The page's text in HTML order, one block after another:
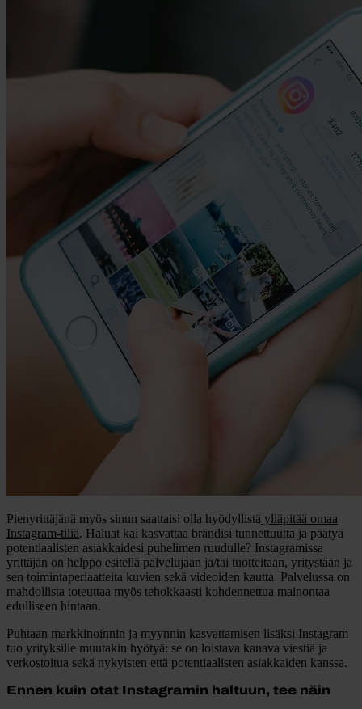
Pienyrittäjänä myös sinun saattaisi olla hyödyllistä ylläpitää omaa
Instagram-tiliä. Haluat kai kasvattaa brändisi tunnettuutta ja päätyä
potentiaalisten asiakkaidesi puhelimen ruudulle? Instagramissa
yrittäjän on helppo esitellä palvelujaan ja/tai tuotteitaan, yritystään ja
sen toimintaperiaatteita kuvien sekä videoiden kautta. Palvelussa on
mahdollista toteuttaa myös tehokkaasti kohdennettua mainontaa
edulliseen hintaan.
Puhtaan markkinoinnin ja myynnin kasvattamisen lisäksi Instagram
tuo yrityksille muutakin hyötyä: se on loistava kanava viestiä ja
verkostoitua sekä nykyisten että potentiaalisten asiakkaiden kanssa.
Ennen kuin otat Instagramin haltuun, tee näin